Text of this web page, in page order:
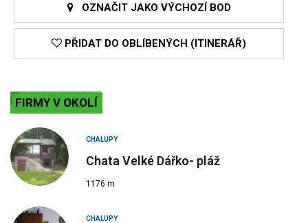
OZNAČIT JAKO VÝCHOZÍ BOD
PŘIDAT DO OBLÍBENÝCH (ITINERÁŘ)
FIRMY V OKOLÍ
CHALUPY
Chata Velké Dářko- pláž
1176 m
CHALUPY